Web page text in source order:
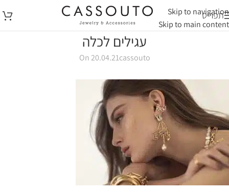
Skip to navigation
Skip to main content
תפריט
עגילים לכלה
cassouto
On 20.04.21